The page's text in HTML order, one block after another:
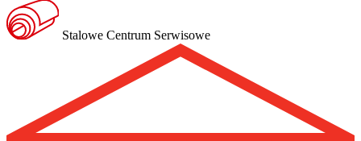
Stalowe Centrum Serwisowe